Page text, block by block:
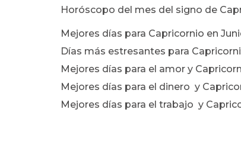
Horóscopo del mes del signo de
Mejores días para Capricornio en
Días más estresantes para
Mejores días para el amor y
Mejores días para el dinero y
Mejores días para el trabajo y